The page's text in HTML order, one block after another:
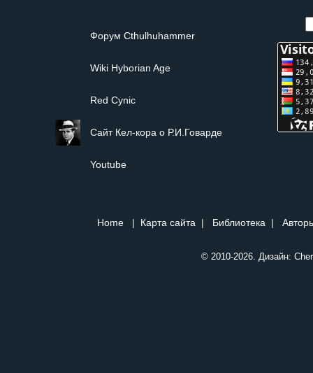
Форум Сthulhuhammer
Wiki Hyborian Age
Red Cynic
Сайт Кел-кора о Р.И.Говарде
Youtube
Home | Карта сайта | Библиотека |
© 2010-2026. Дизайн: